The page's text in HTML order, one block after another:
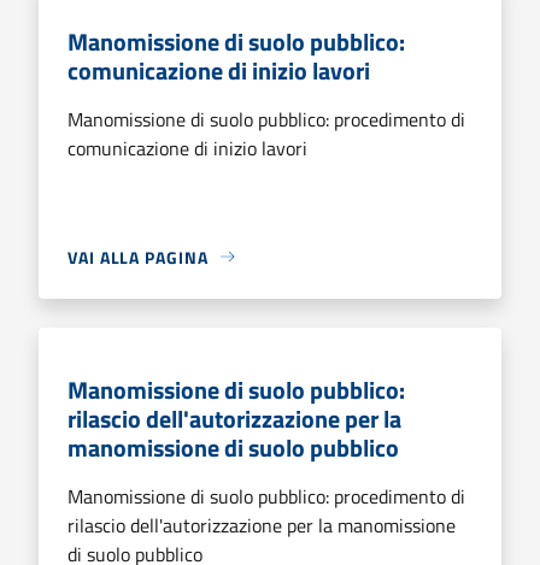
Manomissione di suolo pubblico:
comunicazione di inizio lavori
Manomissione di suolo pubblico: procedimento di
comunicazione di inizio lavori
VAI ALLA PAGINA
Manomissione di suolo pubblico:
rilascio dell'autorizzazione per la
manomissione di suolo pubblico
Manomissione di suolo pubblico: procedimento di
rilascio dell'autorizzazione per la manomissione
di suolo pubblico